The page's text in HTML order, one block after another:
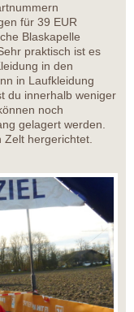
für 39 EUR
Blaskapelle
praktisch ist es
in den
in Laufkleidung
du innerhalb weniger
noch
gelagert werden.
Zelt hergerichtet.